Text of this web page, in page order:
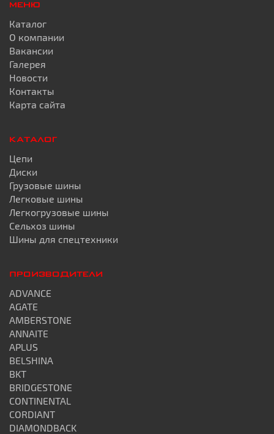
МЕНЮ
Каталог
О компании
Вакансии
Галерея
Новости
Контакты
Карта сайта
КАТАЛОГ
Цепи
Диски
Грузовые шины
Легковые шины
Легкогрузовые шины
Сельхоз шины
Шины для спецтехники
ПРОИЗВОДИТЕЛИ
ADVANCE
AGATE
AMBERSTONE
ANNAITE
APLUS
BELSHINA
BKT
BRIDGESTONE
CONTINENTAL
CORDIANT
DIAMONDBACK